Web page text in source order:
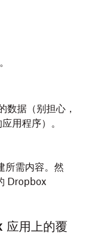
。
数据（别担心，
用程序）。
所需内容。然
Dropbox
用上的覆